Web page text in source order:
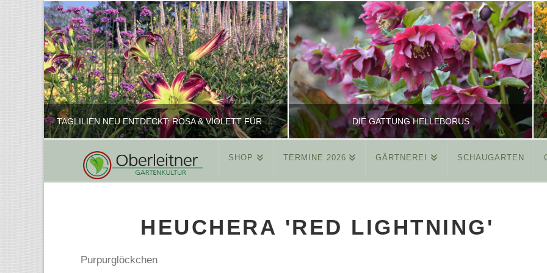
TAGLILIEN NEU ENTDECKT: ROSA & VIOLETT FÜR ROMANTISCHE PFLANZKOMBINATIONEN
REINHARD
FEBRUAR 16, 2025
DIE GATTUNG HELLEBORUS
REINHARD
MÄRZ 26, 2015
SHOP TERMINE 2026 GÄRTNEREI SCHAUGARTEN
HEUCHERA 'RED LIGHTNING'
Purpurglöckchen